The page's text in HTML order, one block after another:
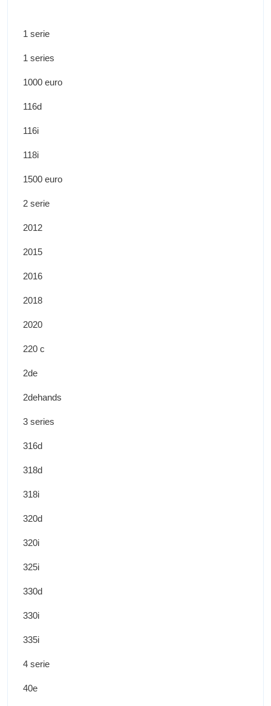
1 serie
1 series
1000 euro
116d
116i
118i
1500 euro
2 serie
2012
2015
2016
2018
2020
220 c
2de
2dehands
3 series
316d
318d
318i
320d
320i
325i
330d
330i
335i
4 serie
40e